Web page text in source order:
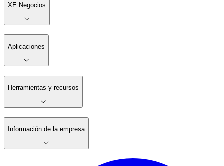
XE Negocios
Aplicaciones
Herramientas y recursos
Información de la empresa